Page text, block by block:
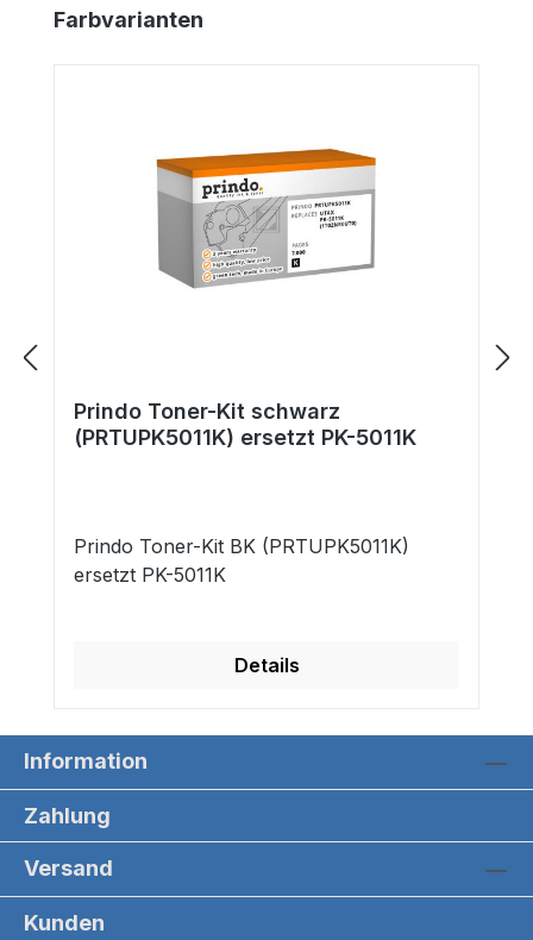
Produktgalerie überspringen
Farbvarianten
Prindo Toner-Kit schwarz
(PRTUPK5011K) ersetzt PK-5011K
Prindo Toner-Kit BK (PRTUPK5011K)
ersetzt PK-5011K
Details
Information
Zahlung
Versand
Kunden